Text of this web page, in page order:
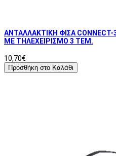
ΑΝΤΑΛΛΑΚΤΙΚΗ ΦΙΣΑ CONNECT-
ΜΕ ΤΗΛΕΧΕΙΡΙΣΜΟ 3 ΤΕΜ.
10,70€
Προσθήκη στο Καλάθι